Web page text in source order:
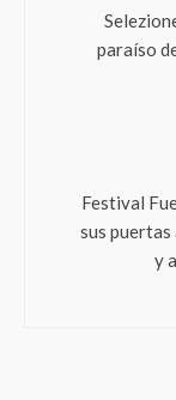
paraíso
Festival
sus puertas
y